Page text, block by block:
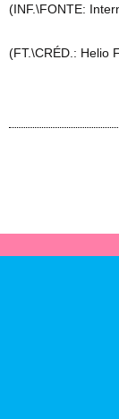
(INF.\FONTE:
(FT.\CRÉD.: Helio